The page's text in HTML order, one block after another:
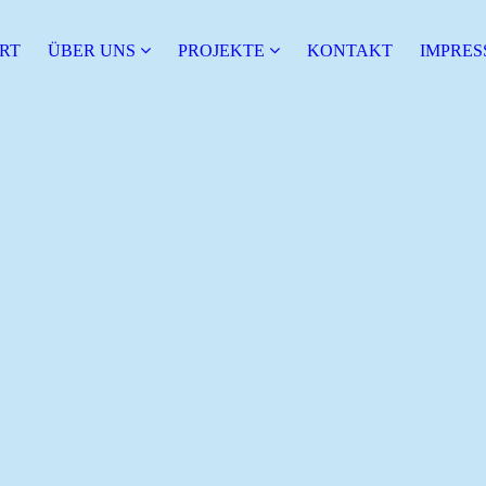
ÜBER UNS PRO­JEK­TE KONTAKT